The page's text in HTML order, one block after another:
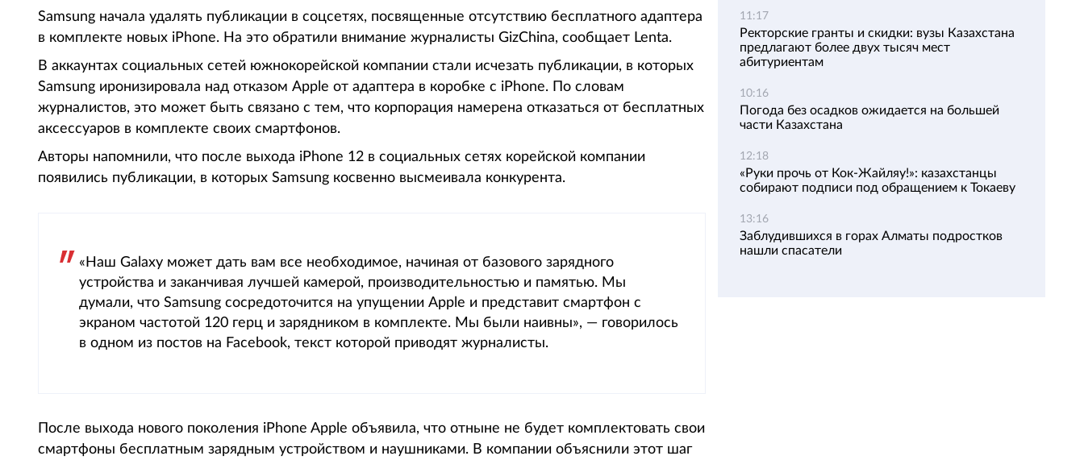
Samsung начала удалять публикации в соцсетях, посвященные отсутствию бесплатного адаптера
в комплекте новых iPhone. На это обратили внимание журналисты GizChina, сообщает Lenta.
В аккаунтах социальных сетей южнокорейской компании стали исчезать публикации, в которых
Samsung иронизировала над отказом Apple от адаптера в коробке с iPhone. По словам
журналистов, это может быть связано с тем, что корпорация намерена отказаться от бесплатных
аксессуаров в комплекте своих смартфонов.
Авторы напомнили, что после выхода iPhone 12 в социальных сетях корейской компании
появились публикации, в которых Samsung косвенно высмеивала конкурента.
«Наш Galaxy может дать вам все необходимое, начиная от базового зарядного
устройства и заканчивая лучшей камерой, производительностью и памятью. Мы
думали, что Samsung сосредоточится на упущении Apple и представит смартфон с
экраном частотой 120 герц и зарядником в комплекте. Мы были наивны», — говорилось
в одном из постов на Facebook, текст которой приводят журналисты.
После выхода нового поколения iPhone Apple объявила, что отныне не будет комплектовать свои
смартфоны бесплатным зарядным устройством и наушниками. В компании объяснили этот шаг
11:17
Ректорские гранты и скидки: вузы Казахстана
предлагают более двух тысяч мест
абитуриентам
10:16
Погода без осадков ожидается на большей
части Казахстана
12:18
«Руки прочь от Кок-Жайляу!»: казахстанцы
собирают подписи под обращением к Токаеву
13:16
Заблудившихся в горах Алматы подростков
нашли спасатели